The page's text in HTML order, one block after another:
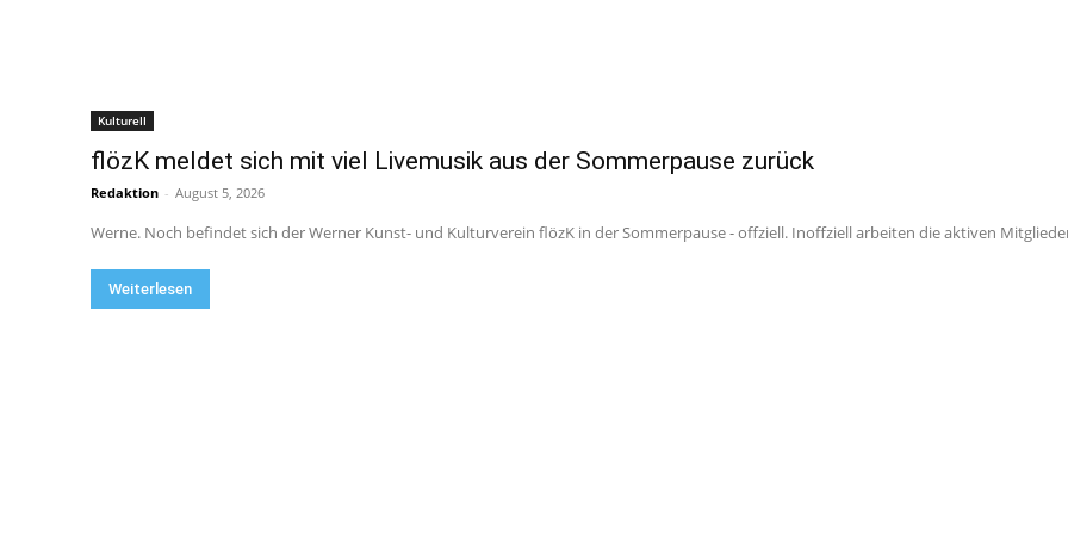
Kulturell
flözK meldet sich mit viel Livemusik aus der Sommerpause zurück
Redaktion - August 5, 2026
Werne. Noch befindet sich der Werner Kunst- und Kulturverein flözK in der Sommerpause - offziell. Inoffziell arbeiten die aktiven
Weiterlesen